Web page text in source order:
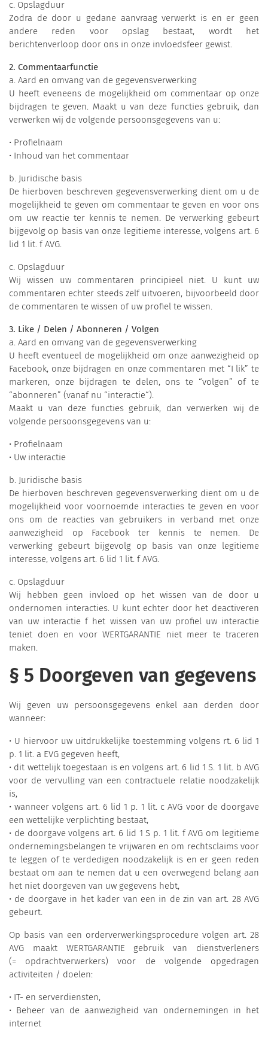
c. Opslagduur
Zodra de door u gedane aanvraag verwerkt is en er geen
andere reden voor opslag bestaat, wordt het
berichtenverloop door ons in onze invloedsfeer gewist.
2. Commentaarfunctie
a. Aard en omvang van de gegevensverwerking
U heeft eveneens de mogelijkheid om commentaar op onze
bijdragen te geven. Maakt u van deze functies gebruik, dan
verwerken wij de volgende persoonsgegevens van u:
• Profielnaam
• Inhoud van het commentaar
b. Juridische basis
De hierboven beschreven gegevensverwerking dient om u de
mogelijkheid te geven om commentaar te geven en voor ons
om uw reactie ter kennis te nemen. De verwerking gebeurt
bijgevolg op basis van onze legitieme interesse, volgens art. 6
lid 1 lit. f AVG.
c. Opslagduur
Wij wissen uw commentaren principieel niet. U kunt uw
commentaren echter steeds zelf uitvoeren, bijvoorbeeld door
de commentaren te wissen of uw profiel te wissen.
3. Like / Delen / Abonneren / Volgen
a. Aard en omvang van de gegevensverwerking
U heeft eventueel de mogelijkheid om onze aanwezigheid op
Facebook, onze bijdragen en onze commentaren met “I lik” te
markeren, onze bijdragen te delen, ons te “volgen” of te
“abonneren” (vanaf nu “interactie“).
Maakt u van deze functies gebruik, dan verwerken wij de
volgende persoonsgegevens van u:
• Profielnaam
• Uw interactie
b. Juridische basis
De hierboven beschreven gegevensverwerking dient om u de
mogelijkheid voor voornoemde interacties te geven en voor
ons om de reacties van gebruikers in verband met onze
aanwezigheid op Facebook ter kennis te nemen. De
verwerking gebeurt bijgevolg op basis van onze legitieme
interesse, volgens art. 6 lid 1 lit. f AVG.
c. Opslagduur
Wij hebben geen invloed op het wissen van de door u
ondernomen interacties. U kunt echter door het deactiveren
van uw interactie f het wissen van uw profiel uw interactie
teniet doen en voor WERTGARANTIE niet meer te traceren
maken.
§ 5 Doorgeven van gegevens
Wij geven uw persoonsgegevens enkel aan derden door
wanneer:
• U hiervoor uw uitdrukkelijke toestemming volgens rt. 6 lid 1
p. 1 lit. a EVG gegeven heeft,
• dit wettelijk toegestaan is en volgens art. 6 lid 1 S. 1 lit. b AVG
voor de vervulling van een contractuele relatie noodzakelijk
is,
• wanneer volgens art. 6 lid 1 p. 1 lit. c AVG voor de doorgave
een wettelijke verplichting bestaat,
• de doorgave volgens art. 6 lid 1 S p. 1 lit. f AVG om legitieme
ondernemingsbelangen te vrijwaren en om rechtsclaims voor
te leggen of te verdedigen noodzakelijk is en er geen reden
bestaat om aan te nemen dat u een overwegend belang aan
het niet doorgeven van uw gegevens hebt,
• de doorgave in het kader van een in de zin van art. 28 AVG
gebeurt.
Op basis van een orderverwerkingsprocedure volgen art. 28
AVG maakt WERTGARANTIE gebruik van dienstverleners
(= opdrachtverwerkers) voor de volgende opgedragen
activiteiten / doelen:
• IT- en serverdiensten,
• Beheer van de aanwezigheid van ondernemingen in het
internet